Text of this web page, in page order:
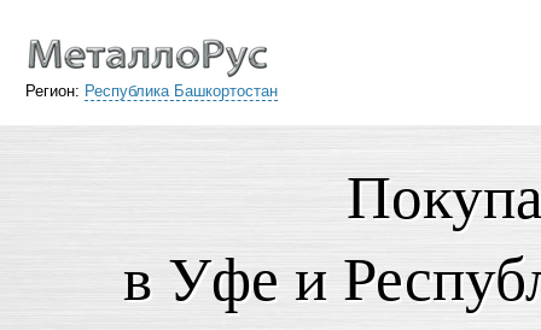
Регион: Республика Башкортостан
в Уфе и